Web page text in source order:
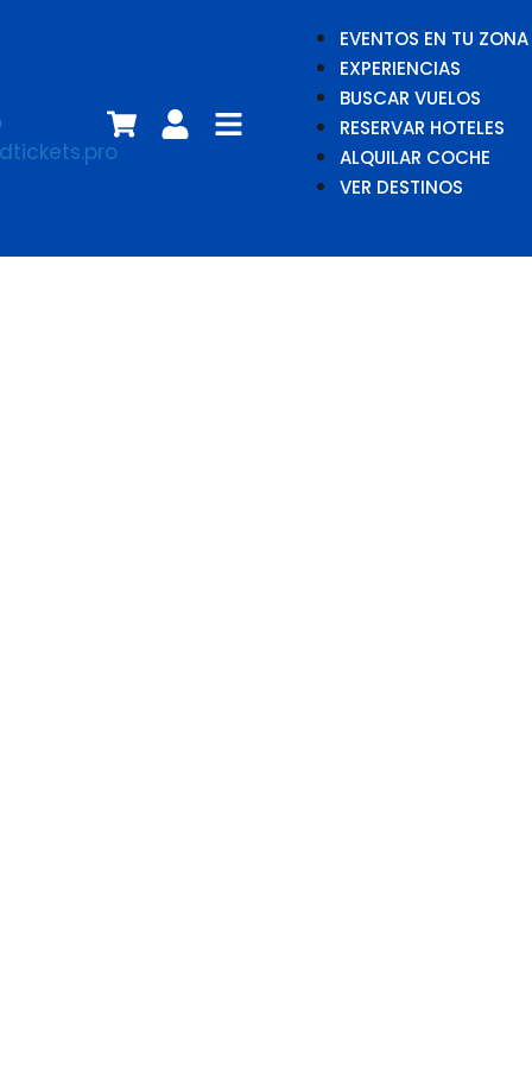
EVENTOS EN TU ZONA
EXPERIENCIAS
BUSCAR VUELOS
RESERVAR HOTELES
ALQUILAR COCHE
VER DESTINOS